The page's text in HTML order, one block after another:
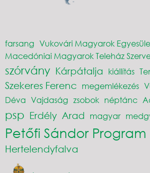
farsang Vukovári Magyarok
Macedóniai Magyarok Teleház
szórvány Kárpátalja kiállítás
Szekeres Ferenc megemlékezés
Déva Vajdaság zsobok néptánc
psp Erdély Arad magyar
Petőfi Sándor Program
Hertelendyfalva